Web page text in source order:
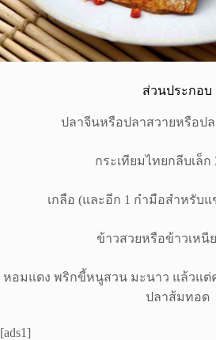
ส่วนประกอบ
ปลาจีนหรือปลาสวายหรือปล
กระเทียมไทยกลีบเล็ก
เกลือ (และอีก 1 กำมือสำหรับ
ข้าวสวยหรือข้าวเหนี
หอมแดง พริกขี้หนูสวน มะนาว แล้วแต่
ปลาส้มทอด
[ads1]